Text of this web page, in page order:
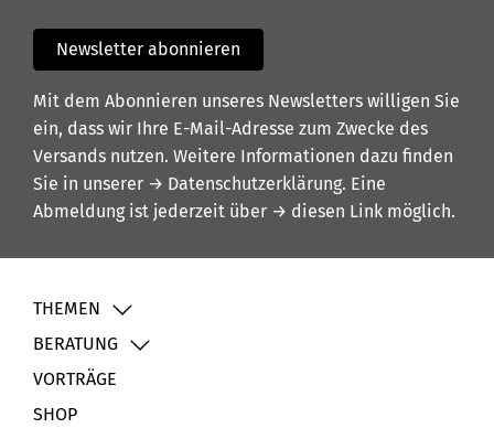
Newsletter abonnieren
Mit dem Abonnieren unseres Newsletters willigen Sie
ein, dass wir Ihre E-Mail-Adresse zum Zwecke des
Versands nutzen. Weitere Informationen dazu finden
Sie in unserer → Datenschutzerklärung. Eine
Abmeldung ist jederzeit über → diesen Link möglich.
THEMEN
BERATUNG
VORTRÄGE
SHOP